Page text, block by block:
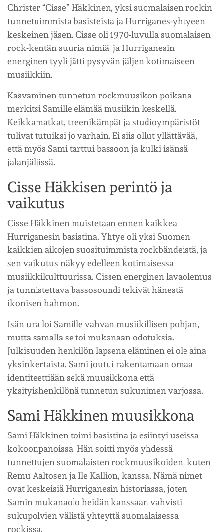
Christer “Cisse” Häkkinen, yksi suomalaisen rockin
tunnetuimmista basisteista ja Hurriganes-yhtyeen
keskeinen jäsen. Cisse oli 1970-luvulla suomalaisen
rock-kentän suuria nimiä, ja Hurriganesin
energinen tyyli jätti pysyvän jäljen kotimaiseen
musiikkiin.
Kasvaminen tunnetun rockmuusikon poikana
merkitsi Samille elämää musiikin keskellä.
Keikkamatkat, treenikämpät ja studioympäristöt
tulivat tutuiksi jo varhain. Ei siis ollut yllättävää,
että myös Sami tarttui bassoon ja kulki isänsä
jalanjäljissä.
Cisse Häkkisen perintö ja
vaikutus
Cisse Häkkinen muistetaan ennen kaikkea
Hurriganesin basistina. Yhtye oli yksi Suomen
kaikkien aikojen suosituimmista rockbändeistä, ja
sen vaikutus näkyy edelleen kotimaisessa
musiikkikulttuurissa. Cissen energinen lavaolemus
ja tunnistettava bassosoundi tekivät hänestä
ikonisen hahmon.
Isän ura loi Samille vahvan musiikillisen pohjan,
mutta samalla se toi mukanaan odotuksia.
Julkisuuden henkilön lapsena eläminen ei ole aina
yksinkertaista. Sami joutui rakentamaan omaa
identiteettiään sekä muusikkona että
yksityishenkilönä tunnetun sukunimen varjossa.
Sami Häkkinen muusikkona
Sami Häkkinen toimi basistina ja esiintyi useissa
kokoonpanoissa. Hän soitti myös yhdessä
tunnettujen suomalaisten rockmuusikoiden, kuten
Remu Aaltosen ja Ile Kallion, kanssa. Nämä nimet
ovat keskeisiä Hurriganesin historiassa, joten
Samin mukanaolo heidän kanssaan vahvisti
sukupolvien välistä yhteyttä suomalaisessa
rockissa.